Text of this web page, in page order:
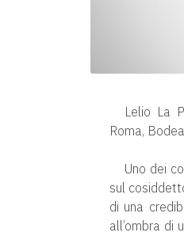
Lelio La
Roma,
Uno dei
sul
di una
all’ombra di